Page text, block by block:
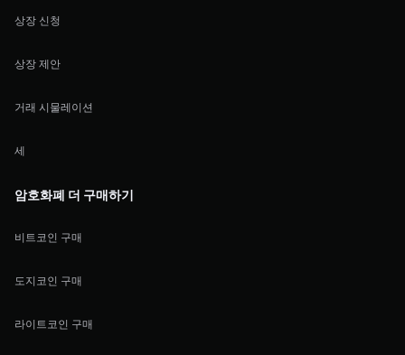
상장 신청
상장 제안
거래 시물레이션
세
암호화폐 더 구매하기
비트코인 구매
도지코인 구매
라이트코인 구매